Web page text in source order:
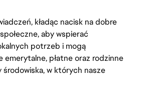
kładąc nacisk na dobre
aby wspierać
potrzeb i mogą
płatne oraz rodzinne
środowiska, w których nasze